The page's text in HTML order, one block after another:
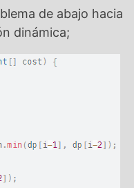
de abajo hacia
dinámica;